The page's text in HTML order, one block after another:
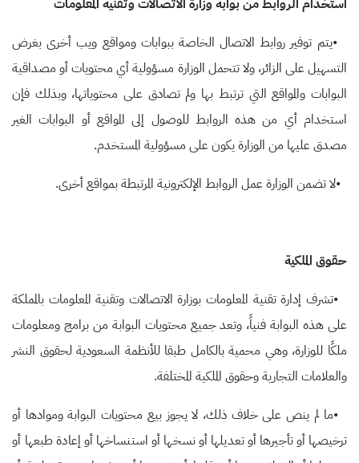
استخدام الروابط من بوابة وزارة الاتصالات وتقنية المعلومات
•يتم توفير روابط الاتصال الخاصة ببوابات ومواقع ويب أخرى بغرض
التسهيل على الزائر، ولا تتحمل الوزارة مسؤولية أي محتويات أو مصداقية
البوابات والمواقع التي ترتبط بها ولم تصادق على محتوياتها، وبذلك فإن
استخدام أي من هذه الروابط للوصول إلى المواقع أو البوابات الغير
مصدق عليها من الوزارة يكون على مسؤولية المستخدم.
•لا تضمن الوزارة عمل الروابط الإلكترونية المرتبطة بمواقع أخرى.
حقوق الملكية
•تشرف إدارة تقنية المعلومات بوزارة الاتصالات وتقنية المعلومات بالمملكة
على هذه البوابة فنياً، وتعد جميع محتويات البوابة من برامج ومعلومات
ملكًا للوزارة، وهي محمية بالكامل طبقا للأنظمة السعودية لحقوق النشر
والعلامات التجارية وحقوق الملكية المختلفة.
•ما لم ينص على خلاف ذلك، لا يجوز بيع محتويات البوابة وموادها أو
ترخيصها أو تأجيرها أو تعديلها أو نسخها أو استنساخها أو إعادة طبعها أو